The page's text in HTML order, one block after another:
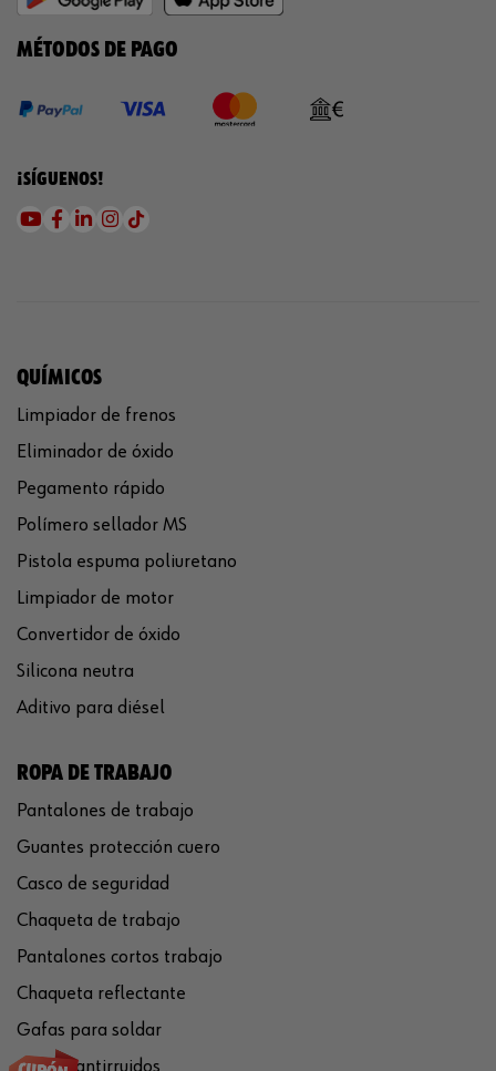
MÉTODOS DE PAGO
¡SÍGUENOS!
QUÍMICOS
Limpiador de frenos
Eliminador de óxido
Pegamento rápido
Polímero sellador MS
Pistola espuma poliuretano
Limpiador de motor
Convertidor de óxido
Silicona neutra
Aditivo para diésel
ROPA DE TRABAJO
Pantalones de trabajo
Guantes protección cuero
Casco de seguridad
Chaqueta de trabajo
Pantalones cortos trabajo
Chaqueta reflectante
Gafas para soldar
Cascos antirruidos